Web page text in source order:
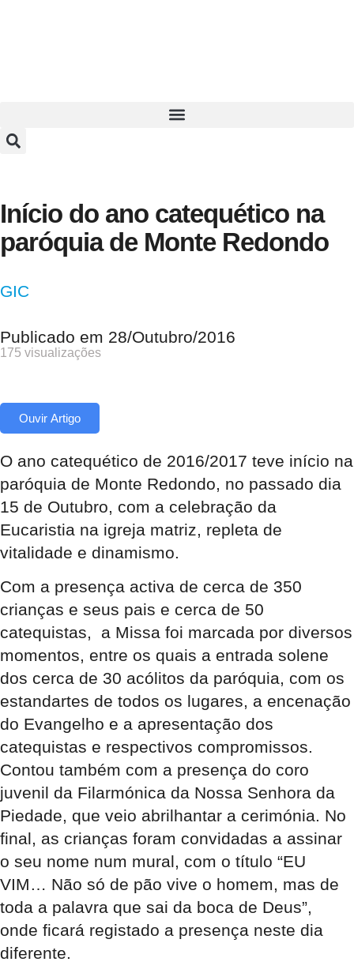
Início do ano catequético na
paróquia de Monte Redondo
GIC
Publicado em 28/Outubro/2016
175 visualizações
Ouvir Artigo
O ano catequético de 2016/2017 teve início na
paróquia de Monte Redondo, no passado dia
15 de Outubro, com a celebração da
Eucaristia na igreja matriz, repleta de
vitalidade e dinamismo.
Com a presença activa de cerca de 350
crianças e seus pais e cerca de 50
catequistas, a Missa foi marcada por diversos
momentos, entre os quais a entrada solene
dos cerca de 30 acólitos da paróquia, com os
estandartes de todos os lugares, a encenação
do Evangelho e a apresentação dos
catequistas e respectivos compromissos.
Contou também com a presença do coro
juvenil da Filarmónica da Nossa Senhora da
Piedade, que veio abrilhantar a cerimónia. No
final, as crianças foram convidadas a assinar
o seu nome num mural, com o título “EU
VIM… Não só de pão vive o homem, mas de
toda a palavra que sai da boca de Deus”,
onde ficará registado a presença neste dia
diferente.